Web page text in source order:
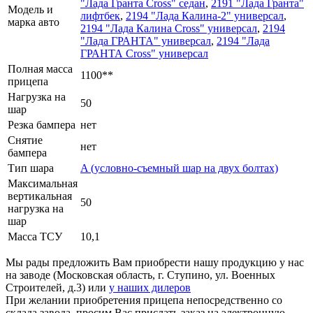
Модель и
марка авто
"Лада Гранта Cross" седан, 2191 "Лада Гранта"
лифтбек, 2194 "Лада Калина-2" универсал,
2194 "Лада Калина Cross" универсал, 2194
"Лада ГРАНТА" универсал, 2194 "Лада
ГРАНТА Cross" универсал
Полная масса
прицепа
1100**
Нагрузка на
шар
50
Резка бампера нет
Снятие
бампера
нет
Тип шара
A (условно-съемный шар на двух болтах)
Максимальная
вертикальная
нагрузка на
шар
50
Масса ТСУ 10,1
Мы рады предложить Вам приобрести нашу продукцию у нас
на заводе (Московская область, г. Ступино, ул. Военных
Строителей, д.3) или у наших дилеров
При желании приобретения прицепа непосредственно со